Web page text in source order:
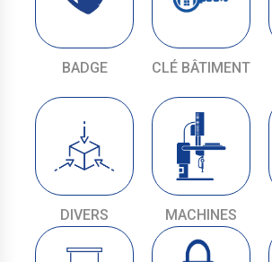
BADGE CLÉ BÂTIMENT
DIVERS MACHINES